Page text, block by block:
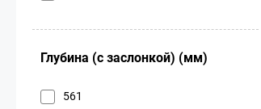
Глубина (с заслонкой) (мм)
561